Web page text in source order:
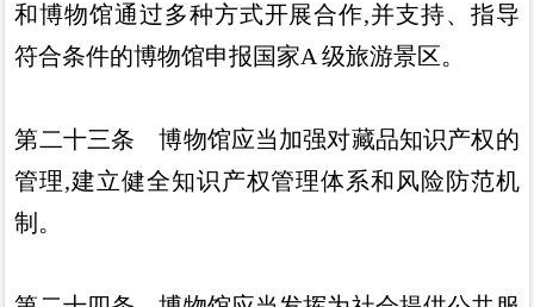
和博物馆通过多种方式开展合作,并支持、 指导
符合条件的博物馆申报国家A级旅游景区。
第二十三条博物馆应当加强对藏品知识产权的
管理,建立健全知识产权管理体系和风险防范机
制 。